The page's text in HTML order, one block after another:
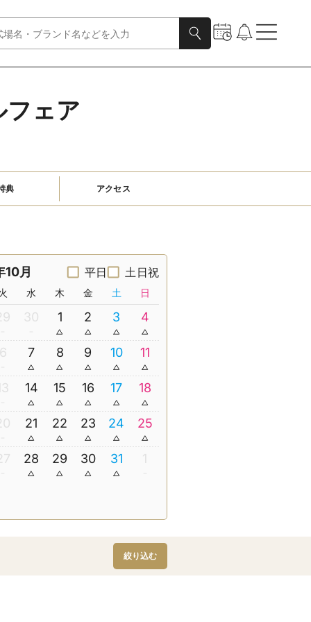
フェア
典 アクセス
月 平日 土日祝
水 木 金 土 日
30 1 2 3 4
7 8 9 10 11
14 15 16 17 18
21 22 23 24 25
28 29 30 31 1
絞り込む